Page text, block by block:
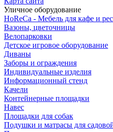
Уличное оборудование
HoReCa - Мебель для кафе и
Вазоны, цветочницы
Велопарковки
Детское игровое оборудование
Диваны
Заборы и ограждения
Индивидуальные изделия
Информационный стенд
Качели
Контейнерные площадки
Навес
Площадки для собак
Подушки и матрасы для